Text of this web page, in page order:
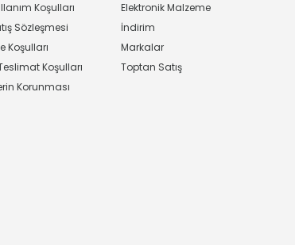
Koşulları
Sözleşmesi
Koşulları
Koşulları
Korunması
Elektronik Malzeme
İndirim
Markalar
Toptan Satış